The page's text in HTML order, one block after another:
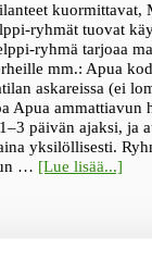
kuormittavat,
ryhmät tuovat
ryhmä tarjoaa
mm.: Apua
askareissa (ei
Apua ammattiavun
päivän ajaksi, ja
yksilöllisesti.
… [Lue lisää...]